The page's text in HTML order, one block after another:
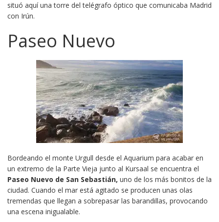
situó aquí una torre del telégrafo óptico que comunicaba Madrid
con Irún.
Paseo Nuevo
Bordeando el monte Urgull desde el Aquarium para acabar en
un extremo de la Parte Vieja junto al Kursaal se encuentra el
Paseo Nuevo de San Sebastián, uno de los más bonitos de la
ciudad. Cuando el mar está agitado se producen unas olas
tremendas que llegan a sobrepasar las barandillas, provocando
una escena inigualable.